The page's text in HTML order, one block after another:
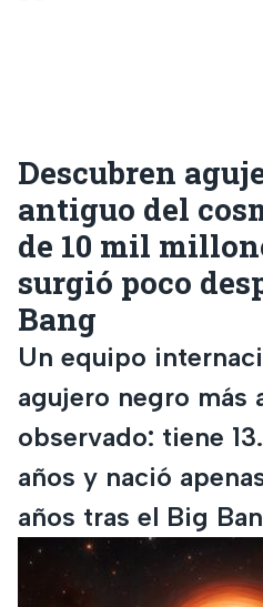
Descubren
antiguo del
de 10 mil
surgió poco
Bang
Un equipo
agujero negro más
observado: tiene
años y nació
años tras el Big